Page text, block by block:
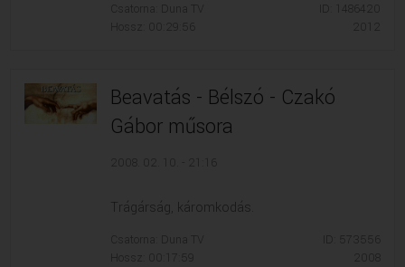
Csatorna: Duna TV
Hossz: 00:29:56
ID: 1486420
Beavatás - Bélszó - Czakó
Gábor műsora
Trágárság, káromkodás.
Csatorna: Duna TV
Hossz: 00:17:59
ID: 573556